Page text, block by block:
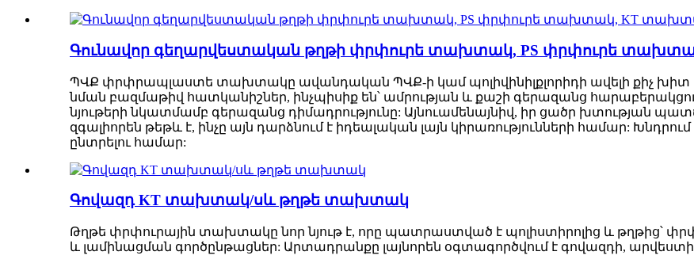
Գունավոր գեղարվեստական ​​թղթի փրփուրե տախտակ, PS փրփուրե
ՊՎՔ փրփրապլաստե տախտակը ավանդական ՊՎՔ-ի կամ պոլիվինիլքլորիդի ավելի քիչ
նման բազմաթիվ հատկանիշներ, ինչպիսիք են՝ ամրության և քաշի գերազանց
նյութերի նկատմամբ գերազանց դիմադրությունը: Այնուամենայնիվ, իր ցածր
զգալիորեն թեթև է, ինչը այն դարձնում է իդեալական լայն կիրառությունների համար:
ընտրելու համար:
Գովազդ KT տախտակ/սև թղթե տախտակ
Թղթե փրփուրային տախտակը նոր նյութ է, որը պատրաստված է պոլիստիրոլից և թղթից՝
և լամինացման գործընթացներ: Արտադրանքը լայնորեն օգտագործվում է գովազդի,